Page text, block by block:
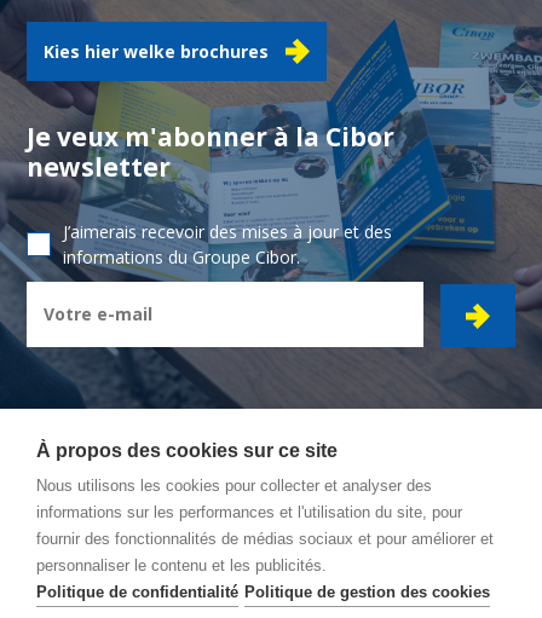
Kies hier welke brochures
Je veux m'abonner à la Cibor
newsletter
J’aimerais recevoir des mises à jour et des
informations du Groupe Cibor.
CIBOR GROUPE
- Ambachtsstraat 7 - 2450 Meerhout
Itinéraire
Conditions Générales
Politique de confidentialité
À propos des cookies sur ce site
Nous utilisons les cookies pour collecter et analyser des
informations sur les performances et l'utilisation du site, pour
fournir des fonctionnalités de médias sociaux et pour améliorer et
personnaliser le contenu et les publicités.
Politique de confidentialité Politique de gestion des cookies